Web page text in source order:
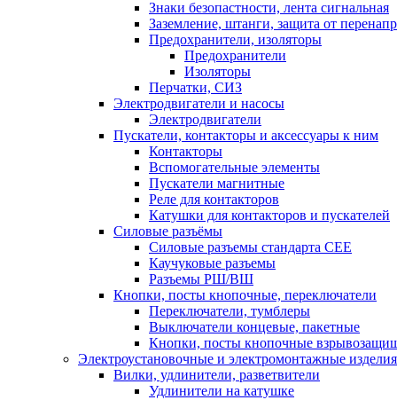
Знаки безопастности, лента сигнальная
Заземление, штанги, защита от
Предохранители, изоляторы
Предохранители
Изоляторы
Перчатки, СИЗ
Электродвигатели и насосы
Электродвигатели
Пускатели, контакторы и аксессуары к ним
Контакторы
Вспомогательные элементы
Пускатели магнитные
Реле для контакторов
Катушки для контакторов и пускателей
Силовые разъёмы
Силовые разъемы стандарта СЕЕ
Каучуковые разъемы
Разъемы РШ/ВШ
Кнопки, посты кнопочные, переключатели
Переключатели, тумблеры
Выключатели концевые, пакетные
Кнопки, посты кнопочные
Электроустановочные и электромонтажные изделия
Вилки, удлинители, разветвители
Удлинители на катушке